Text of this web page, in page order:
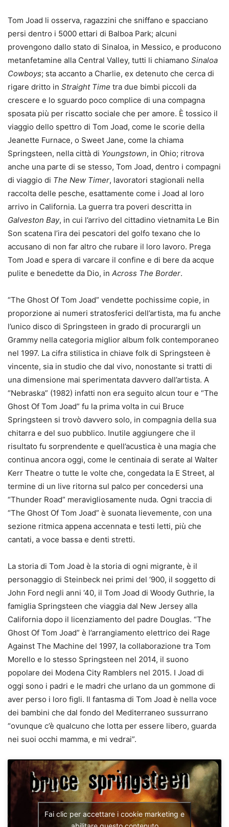
Tom Joad li osserva, ragazzini che sniffano e spacciano
persi dentro i 5000 ettari di Balboa Park; alcuni
provengono dallo stato di Sinaloa, in Messico, e producono
metanfetamine alla Central Valley, tutti li chiamano Sinaloa
Cowboys; sta accanto a Charlie, ex detenuto che cerca di
rigare dritto in Straight Time tra due bimbi piccoli da
crescere e lo sguardo poco complice di una compagna
sposata più per riscatto sociale che per amore. È tossico il
viaggio dello spettro di Tom Joad, come le scorie della
Jeanette Furnace, o Sweet Jane, come la chiama
Springsteen, nella città di Youngstown, in Ohio; ritrova
anche una parte di se stesso, Tom Joad, dentro i compagni
di viaggio di The New Timer, lavoratori stagionali nella
raccolta delle pesche, esattamente come i Joad al loro
arrivo in California. La guerra tra poveri descritta in
Galveston Bay, in cui l’arrivo del cittadino vietnamita Le Bin
Son scatena l’ira dei pescatori del golfo texano che lo
accusano di non far altro che rubare il loro lavoro. Prega
Tom Joad e spera di varcare il confine e di bere da acque
pulite e benedette da Dio, in Across The Border.
“The Ghost Of Tom Joad” vendette pochissime copie, in
proporzione ai numeri stratosferici dell’artista, ma fu anche
l’unico disco di Springsteen in grado di procurargli un
Grammy nella categoria miglior album folk contemporaneo
nel 1997. La cifra stilistica in chiave folk di Springsteen è
vincente, sia in studio che dal vivo, nonostante si tratti di
una dimensione mai sperimentata davvero dall’artista. A
“Nebraska” (1982) infatti non era seguito alcun tour e “The
Ghost Of Tom Joad” fu la prima volta in cui Bruce
Springsteen si trovò davvero solo, in compagnia della sua
chitarra e del suo pubblico. Inutile aggiungere che il
risultato fu sorprendente e quell’acustica è una magia che
continua ancora oggi, come le centinaia di serate al Walter
Kerr Theatre o tutte le volte che, congedata la E Street, al
termine di un live ritorna sul palco per concedersi una
“Thunder Road” meravigliosamente nuda. Ogni traccia di
“The Ghost Of Tom Joad” è suonata lievemente, con una
sezione ritmica appena accennata e testi letti, più che
cantati, a voce bassa e denti stretti.
La storia di Tom Joad è la storia di ogni migrante, è il
personaggio di Steinbeck nei primi del ‘900, il soggetto di
John Ford negli anni ‘40, il Tom Joad di Woody Guthrie, la
famiglia Springsteen che viaggia dal New Jersey alla
California dopo il licenziamento del padre Douglas. “The
Ghost Of Tom Joad” è l’arrangiamento elettrico dei Rage
Against The Machine del 1997, la collaborazione tra Tom
Morello e lo stesso Springsteen nel 2014, il suono
popolare dei Modena City Ramblers nel 2015. I Joad di
oggi sono i padri e le madri che urlano da un gommone di
aver perso i loro figli. Il fantasma di Tom Joad è nella voce
dei bambini che dal fondo del Mediterraneo sussurrano
“ovunque c’è qualcuno che lotta per essere libero, guarda
nei suoi occhi mamma, e mi vedrai”.
Fai clic per accettare i cookie marketing e